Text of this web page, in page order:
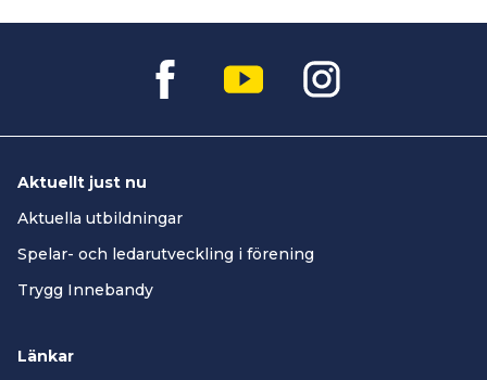
Aktuellt just nu
Aktuella utbildningar
Spelar- och ledarutveckling i förening
Trygg Innebandy
Länkar